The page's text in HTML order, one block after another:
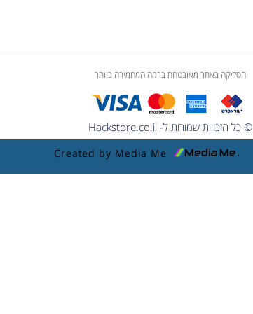
הסליקה באתר מאובטחת ברמה המחמירה ביותר
© כל הזכויות שמורות ל- Hackstore.co.il
Created by Media Me